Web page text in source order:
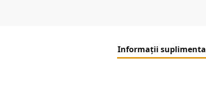
Informații